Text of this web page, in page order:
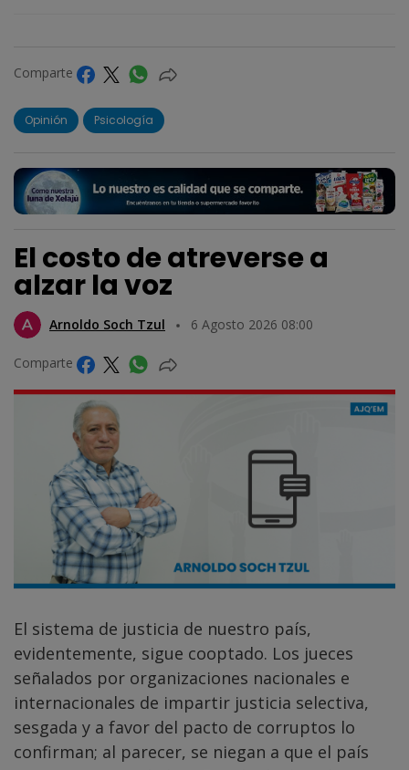
Comparte
Opinión Psicología
El costo de atreverse a
alzar la voz
Arnoldo Soch Tzul 6 Agosto 2026 08:00
Comparte
El sistema de justicia de nuestro país,
evidentemente, sigue cooptado. Los jueces
señalados por organizaciones nacionales e
internacionales de impartir justicia selectiva,
sesgada y a favor del pacto de corruptos lo
confirman; al parecer, se niegan a que el país